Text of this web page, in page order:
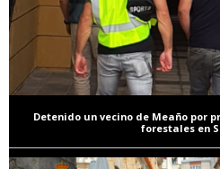
Detenido un vecino de Meaño por
forestales en